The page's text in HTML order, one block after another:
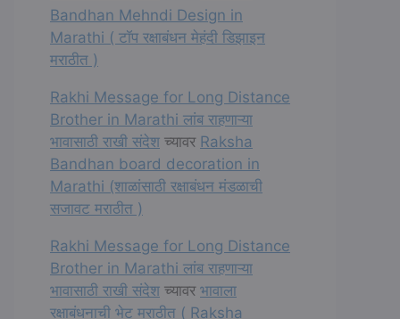
Bandhan Mehndi Design in
Marathi ( टॉप रक्षाबंधन मेहंदी डिझाइन
मराठीत )
Rakhi Message for Long Distance
Brother in Marathi लांब राहणाऱ्या
भावासाठी राखी संदेश च्यावर Raksha
Bandhan board decoration in
Marathi (शाळांसाठी रक्षाबंधन मंडळाची
सजावट मराठीत )
Rakhi Message for Long Distance
Brother in Marathi लांब राहणाऱ्या
भावासाठी राखी संदेश च्यावर भावाला
रक्षाबंधनाची भेट मराठीत ( Raksha